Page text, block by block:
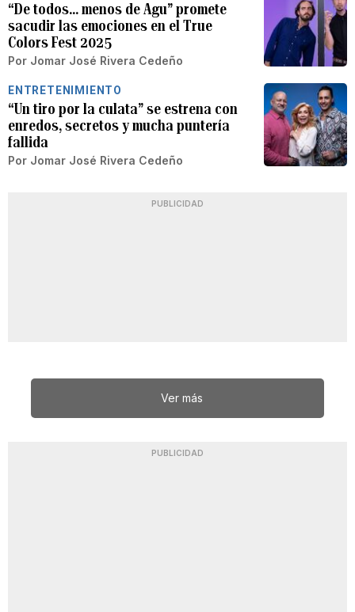
“De todos… menos de Agu” promete
sacudir las emociones en el True
Colors Fest 2025
Por Jomar José Rivera Cedeño
ENTRETENIMIENTO
“Un tiro por la culata” se estrena con
enredos, secretos y mucha puntería
fallida
Por Jomar José Rivera Cedeño
PUBLICIDAD
Ver más
PUBLICIDAD